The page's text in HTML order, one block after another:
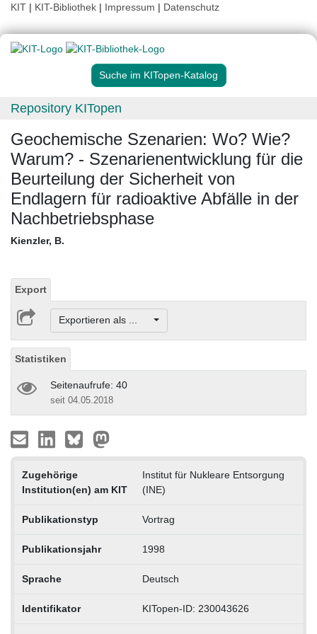
KIT | KIT-Bibliothek | Impressum | Datenschutz
Suche im KITopen-Katalog
Repository KITopen
Geochemische Szenarien: Wo? Wie?
Warum? - Szenarienentwicklung für die
Beurteilung der Sicherheit von
Endlagern für radioaktive Abfälle in der
Nachbetriebsphase
Kienzler, B.
Export
Exportieren als ...
Statistiken
Seitenaufrufe: 40
seit 04.05.2018
Zugehörige
Institution(en) am KIT
Institut für Nukleare Entsorgung
(INE)
Publikationstyp Vortrag
Publikationsjahr 1998
Sprache Deutsch
Identifikator KITopen-ID: 230043626